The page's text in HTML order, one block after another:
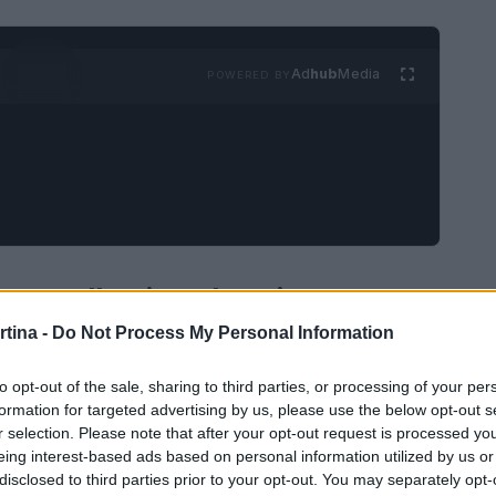
- Do Not Process My Personal Information
opt-out of the sale, sharing to third parties, or processing of your
for targeted advertising by us, please use the below opt-out
selection. Please note that after your opt-out request is processed
interest-based ads based on personal information utilized by us
to third parties prior to your opt-out. You may separately
AdhubMedia
sulle piste da sci
la creazione della fondazione
dalla tragica perdita di Matilde Lorenzi.
quello di promuovere e sviluppare la
che indoor. La sicurezza è un tema cruciale
fondazione si propone di affrontare questa